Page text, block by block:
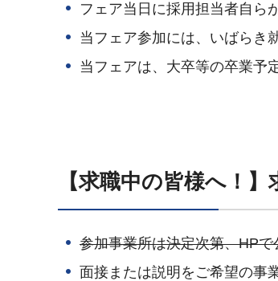
フェア当日に採用担当者自ら
当フェア参加には、いばらき
当フェアは、大卒等の卒業予
【求職中の皆様へ！
参加事業所は決定次第、HPで
面接または説明をご希望の事